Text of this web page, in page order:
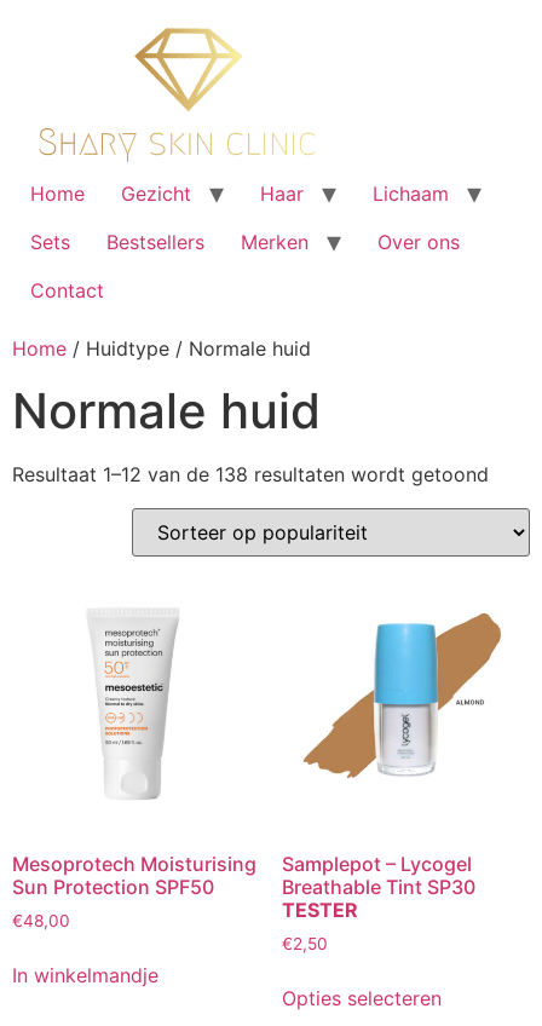
Home Gezicht Haar
Lichaam
Sets
Bestsellers Merken
Over ons
Contact
Home / Huidtype / Normale huid
Normale huid
Resultaat 1–12 van de 138 resultaten wordt getoond
op
Mesoprotech Moisturising
Sun Protection SPF50
€48,00
In winkelmandje
Samplepot – Lycogel
Breathable Tint SP30
TESTER
€2,50
Opties selecterenproduct